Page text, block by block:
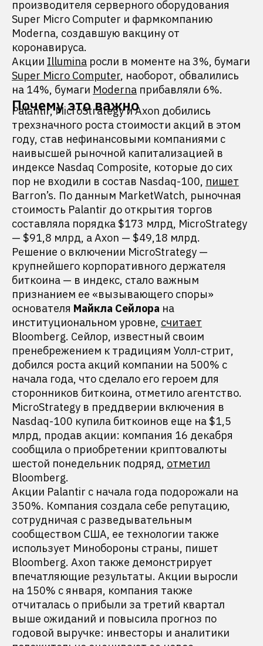
производителя серверного оборудования
Super Micro Computer и фармкомпанию
Moderna, создавшую вакцину от
коронавируса.
Акции Illumina росли в моменте на 3%, бумаги
Super Micro Computer, наоборот, обвалились
на 14%, бумаги Moderna прибавляли 6%.
Почему это важно
Palantir, MicroStrategy и Axon добились
трехзначного роста стоимости акций в этом
году, став нефинансовыми компаниями с
наивысшей рыночной капитализацией в
индексе Nasdaq Composite, которые до сих
пор не входили в состав Nasdaq-100, пишет
Barron’s. По данным MarketWatch, рыночная
стоимость Palantir до открытия торгов
составляла порядка $173 млрд, MicroStrategy
— $91,8 млрд, а Axon — $49,18 млрд.
Решение о включении MicroStrategy —
крупнейшего корпоративного держателя
биткоина — в индекс, стало важным
признанием ее «вызывающего споры»
основателя Майкла Сейлора на
институциональном уровне, считает
Bloomberg. Сейлор, известный своим
пренебрежением к традициям Уолл-стрит,
добился роста акций компании на 500% с
начала года, что сделало его героем для
сторонников биткоина, отметило агентство.
MicroStrategy в преддверии включения в
Nasdaq-100 купила биткоинов еще на $1,5
млрд, продав акции: компания 16 декабря
сообщила о приобретении криптовалюты
шестой понедельник подряд, отметил
Bloomberg.
Акции Palantir с начала года подорожали на
350%. Компания создала себе репутацию,
сотрудничая с разведывательным
сообществом США, ее технологии также
использует Минобороны страны, пишет
Bloomberg. Axon также демонстрирует
впечатляющие результаты. Акции выросли
на 150% с января, компания также
отчиталась о прибыли за третий квартал
выше ожиданий и повысила прогноз по
годовой выручке: инвесторы и аналитики